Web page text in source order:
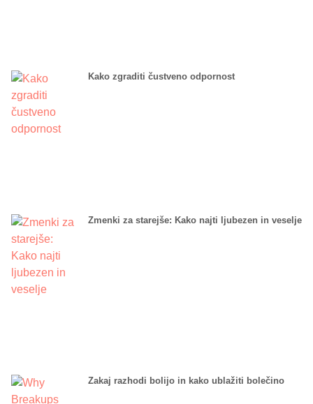
Kako zgraditi čustveno odpornost
Zmenki za starejše: Kako najti ljubezen in veselje
Zakaj razhodi bolijo in kako ublažiti bolečino